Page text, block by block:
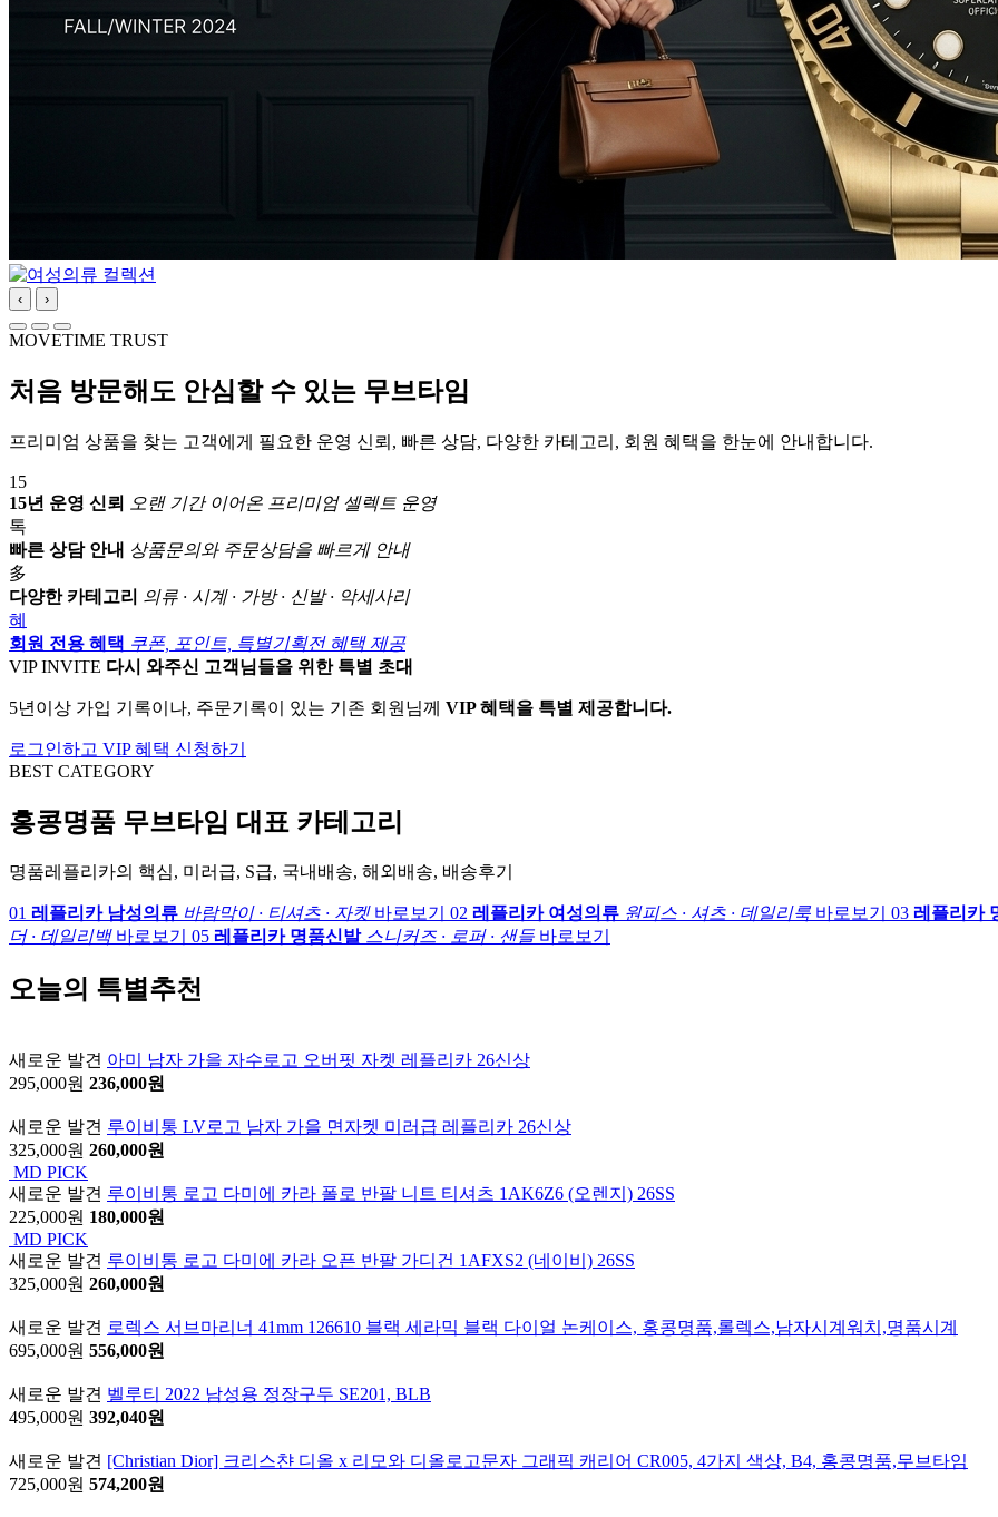
‹ ›
MOVETIME TRUST
처음 방문해도 안심할 수 있는 무브타임
프리미엄 상품을 찾는 고객에게 필요한 운영 신뢰, 빠른 상담, 다양한 카테고리, 회원 혜택을 한눈에 안내합니다.
15
15년 운영 신뢰
오랜 기간 이어온 프리미엄 셀렉트 운영
톡
빠른 상담 안내 상품문의와 주문상담을 빠르게 안내
多
다양한 카테고리 의류 · 시계 · 가방 · 신발 · 악세사리
혜
회원 전용 혜택 쿠폰, 포인트, 특별기획전 혜택 제공
VIP INVITE 다시 와주신 고객님들을 위한 특별 초대
5년이상 가입 기록이나, 주문기록이 있는 기존 회원님께 VIP 혜택을 특별 제공합니다.
로그인하고 VIP 혜택 신청하기
BEST CATEGORY
홍콩명품 무브타임 대표 카테고리
명품레플리카의 핵심, 미러급, S급, 국내배송, 해외배송, 배송후기
01 레플리카 남성의류 바람막이 · 티셔츠 · 자켓 바로보기 02 레플리카 여성의류 원피스 · 셔츠 · 데일리룩 바로보기 03 레플리카
더 · 데일리백 바로보기 05 레플리카 명품신발 스니커즈 · 로퍼 · 샌들 바로보기
오늘의 특별추천
새로운 발견 아미 남자 가을 자수로고 오버핏 자켓 레플리카 26신상
295,000원 236,000원
새로운 발견 루이비통 LV로고 남자 가을 면자켓 미러급 레플리카 26신상
325,000원 260,000원
MD PICK
새로운 발견 루이비통 로고 다미에 카라 폴로 반팔 니트 티셔츠 1AK6Z6 (오렌지) 26SS
225,000원 180,000원
MD PICK
새로운 발견 루이비통 로고 다미에 카라 오픈 반팔 가디건 1AFXS2 (네이비) 26SS
325,000원 260,000원
새로운 발견 로렉스 서브마리너 41mm 126610 블랙 세라믹 블랙 다이얼 논케이스, 홍콩명품,롤렉스,남자시계워치,명품시계
695,000원 556,000원
새로운 발견 벨루티 2022 남성용 정장구두 SE201, BLB
495,000원 392,040원
새로운 발견 [Christian Dior] 크리스챤 디올 x 리모와 디올로고문자 그래픽 캐리어 CR005, 4가지 색상, B4, 홍콩명품,무브타임
725,000원 574,200원